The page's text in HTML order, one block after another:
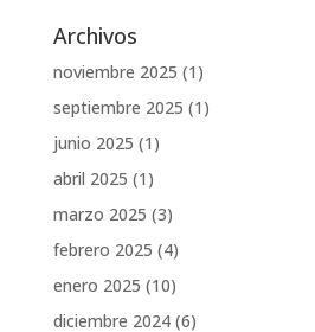
Archivos
noviembre 2025 (1)
septiembre 2025 (1)
junio 2025 (1)
abril 2025 (1)
marzo 2025 (3)
febrero 2025 (4)
enero 2025 (10)
diciembre 2024(6)